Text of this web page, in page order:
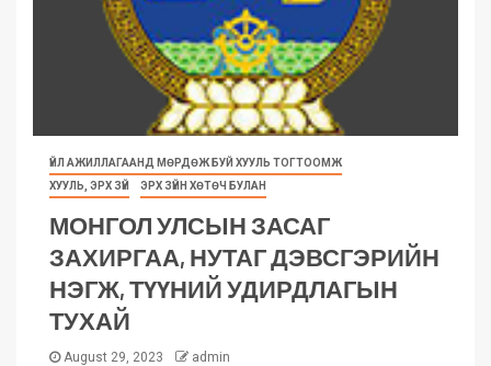
ҮЙЛ АЖИЛЛАГААНД МӨРДӨЖ БУЙ ХУУЛЬ ТОГТООМЖ
ХУУЛЬ, ЭРХ ЗҮЙ
ЭРХ ЗҮЙН ХӨТӨЧ БУЛАН
МОНГОЛ УЛСЫН ЗАСАГ
ЗАХИРГАА, НУТАГ ДЭВСГЭРИЙН
НЭГЖ, ТҮҮНИЙ УДИРДЛАГЫН
ТУХАЙ
August 29, 2023 admin